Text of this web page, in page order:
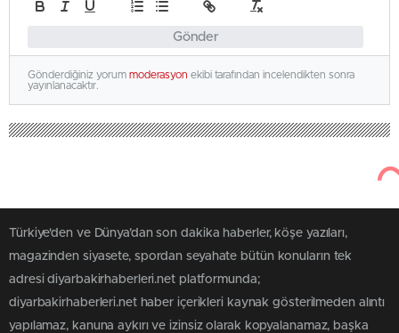
Gönder
Gönderdiğiniz yorum moderasyon ekibi tarafından incelendikten sonra
yayınlanacaktır.
Türkiye'den ve Dünya’dan son dakika haberler, köşe yazıları,
magazinden siyasete, spordan seyahate bütün konuların tek
adresi diyarbakirhaberleri.net platformunda;
diyarbakirhaberleri.net haber içerikleri kaynak gösterilmeden alıntı
yapılamaz, kanuna aykırı ve izinsiz olarak kopyalanamaz, başka